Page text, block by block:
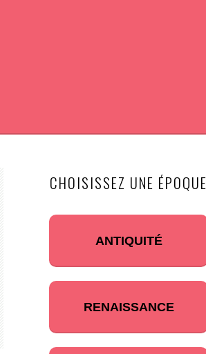
CHOISISSEZ UNE ÉPOQUE
ANTIQUITÉ
RENAISSANCE